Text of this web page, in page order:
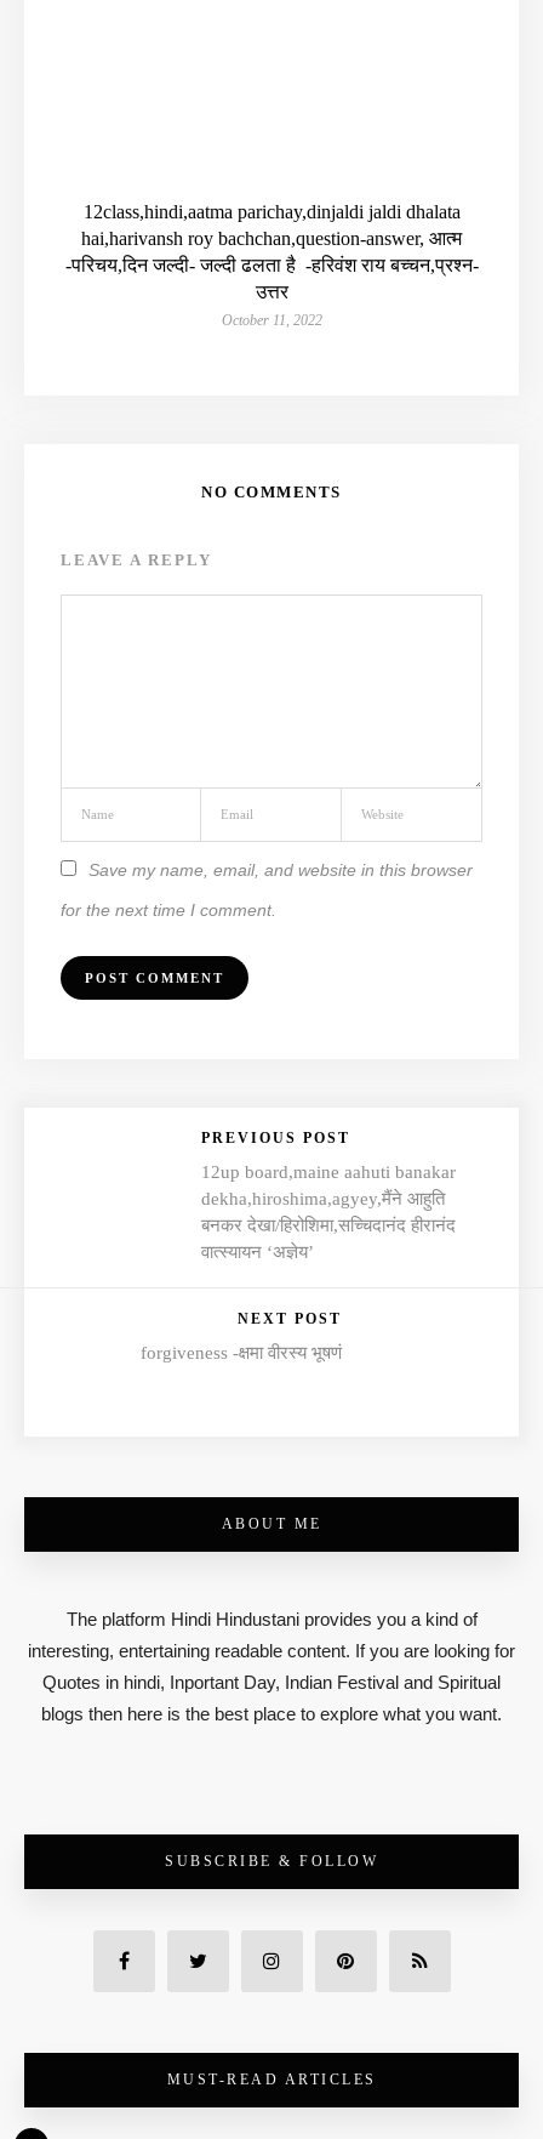
12class,hindi,aatma parichay,dinjaldi jaldi dhalata
hai,harivansh roy bachchan,question-answer, आत्म
-परिचय,दिन जल्दी- जल्दी ढलता है -हरिवंश राय बच्चन,प्रश्न-
उत्तर
October 11, 2022
NO COMMENTS
LEAVE A REPLY
Save my name, email, and website in this browser
for the next time I comment.
PREVIOUS POST
12up board,maine aahuti banakar
dekha,hiroshima,agyey,मैंने आहुति
बनकर देखा/हिरोशिमा,सच्चिदानंद हीरानंद
वात्स्यायन ‘अज्ञेय’
NEXT POST
forgiveness -क्षमा वीरस्य भूषणं
ABOUT ME
The platform Hindi Hindustani provides you a kind of
interesting, entertaining readable content. If you are looking for
Quotes in hindi, Inportant Day, Indian Festival and Spiritual
blogs then here is the best place to explore what you want.
SUBSCRIBE & FOLLOW
MUST-READ ARTICLES